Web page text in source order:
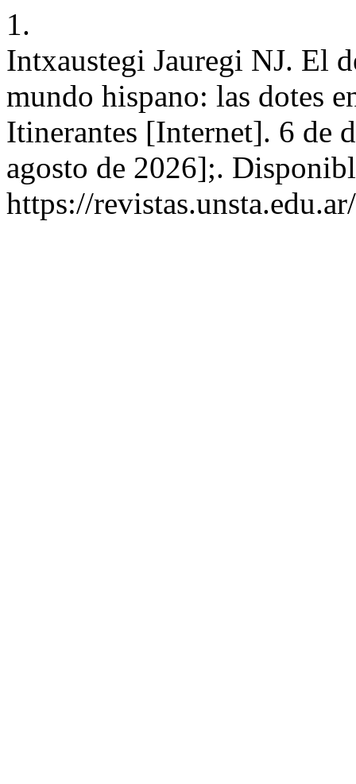
1.
Intxaustegi Jauregi NJ. El
mundo hispano: las
Itinerantes [Internet]. 6 de
agosto de 2026];.
https://